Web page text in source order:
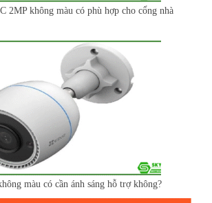
2MP không màu có phù hợp cho cổng nhà
màu có cần ánh sáng hỗ trợ không?